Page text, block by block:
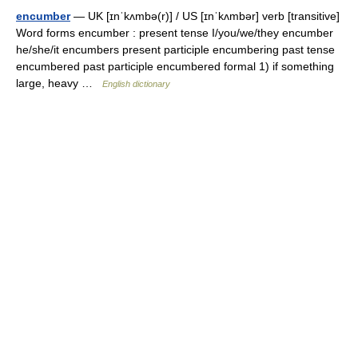
encumber— UK [ɪnˈkʌmbə(r)] / US [ɪnˈkʌmbər] verb [transitive]
Word forms encumber : present tense I/you/we/they encumber
he/she/it encumbers present participle encumbering past tense
encumbered past participle encumbered formal 1) if something
large, heavy …
English dictionary